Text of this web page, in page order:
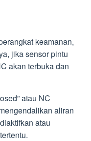
keamanan,
jika sensor pintu
akan terbuka dan
atau NC
aliran
atau